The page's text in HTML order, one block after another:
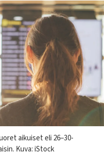
aikuiset eli 26–30-
Kuva: iStock